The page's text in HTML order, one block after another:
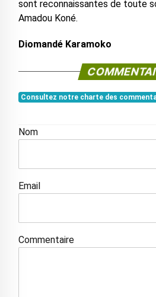
sont reconnaissantes de toute
Amadou Koné.
Diomandé Karamoko
Consultez notre charte des
Nom
Email
Commentaire